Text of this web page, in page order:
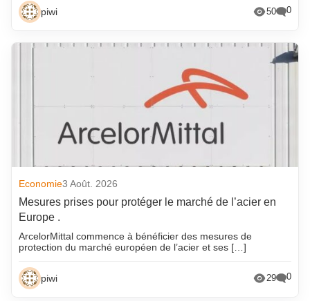
piwi 50 0
Economie3 Août. 2026
Mesures prises pour protéger le marché de l’acier en
Europe .
ArcelorMittal commence à bénéficier des mesures de
protection du marché européen de l’acier et ses […]
piwi 29 0